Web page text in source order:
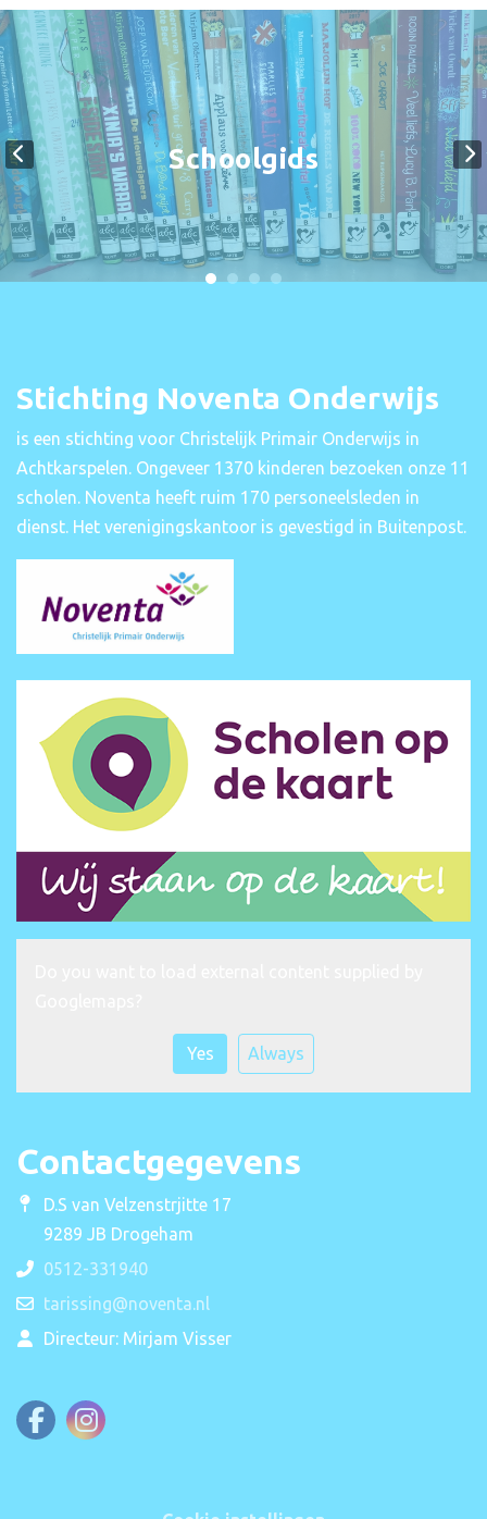
Schoolgids
Stichting Noventa Onderwijs
is een stichting voor Christelijk Primair Onderwijs in
Achtkarspelen. Ongeveer 1370 kinderen bezoeken onze 11
scholen. Noventa heeft ruim 170 personeelsleden in
dienst. Het verenigingskantoor is gevestigd in Buitenpost.
Yes Always
Contactgegevens
D.S van Velzenstrjitte 17
9289 JB Drogeham
0512-331940
tarissing@noventa.nl
Directeur: Mirjam Visser